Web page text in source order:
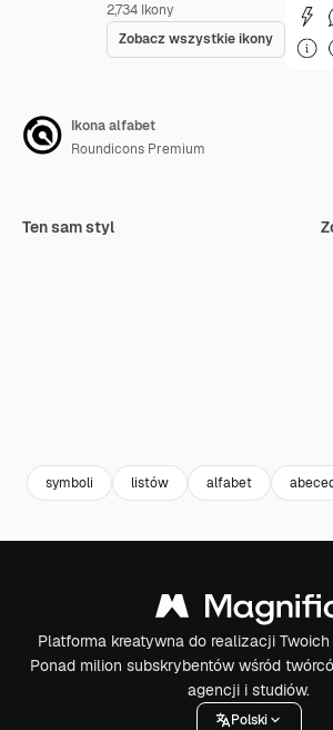
2,734 Ikony
Zobacz wszystkie ikony
Ikona alfabet
Roundicons Premium
Ten sam styl
symboli listów alfabet
Platforma kreatywna do realizacji
Ponad milion subskrybentów wśród
agencji i studiów.
Polski